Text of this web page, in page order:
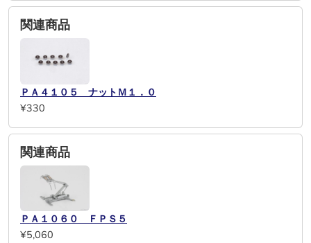
関連商品
ＰＡ４１０５ ナットＭ１．０
¥330
関連商品
ＰＡ１０６０ ＦＰＳ５
¥5,060